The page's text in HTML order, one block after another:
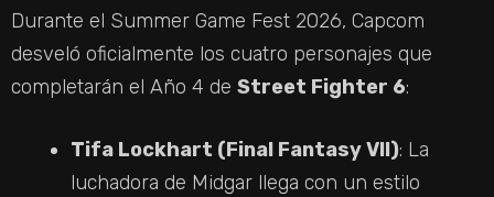
Y
V
I
Durante el Summer Game Fest 2026, Capcom
desveló oficialmente los cuatro personajes que
completarán el Año 4 de Street Fighter 6:
Tifa Lockhart (Final Fantasy VII): La
luchadora de Midgar llega con un estilo